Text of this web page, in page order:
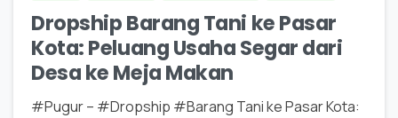
Dropship Barang Tani ke Pasar
Kota: Peluang Usaha Segar dari
Desa ke Meja Makan
#Pugur – #Dropship #Barang Tani ke Pasar Kota: